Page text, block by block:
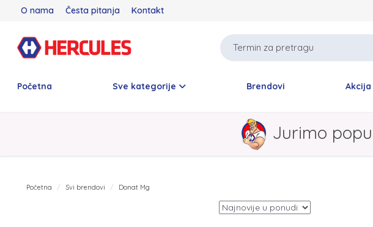
O nama Česta pitanja Kontakt
Početna Sve kategorije Brendovi Akcija
Jurimo
Početna Svi brendovi Donat Mg